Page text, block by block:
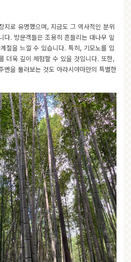
지로 유명했으며, 지금도 그 역사적인 분위
다. 방문객들은 조용히 흔들리는 대나무 잎
절을 느낄 수 있습니다. 특히, 기모노를 입
더욱 깊이 체험할 수 있을 것입니다. 또한,
변을 둘러보는 것도 아라시야마만의 특별한